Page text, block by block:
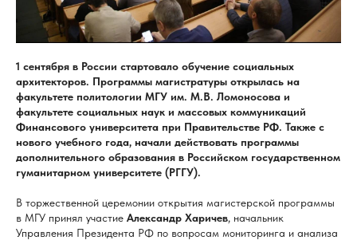
1 сентября в России стартовало обучение социальных
архитекторов. Программы магистратуры открылась на
факультете политологии МГУ им. М.В. Ломоносова и
факультете социальных наук и массовых коммуникаций
Финансового университета при Правительстве РФ. Также с
нового учебного года, начали действовать программы
дополнительного образования в Российском государственном
гуманитарном университете (РГГУ).
В торжественной церемонии открытия магистерской программы
в МГУ принял участие Александр Харичев, начальник
Управления Президента РФ по вопросам мониторинга и анализа